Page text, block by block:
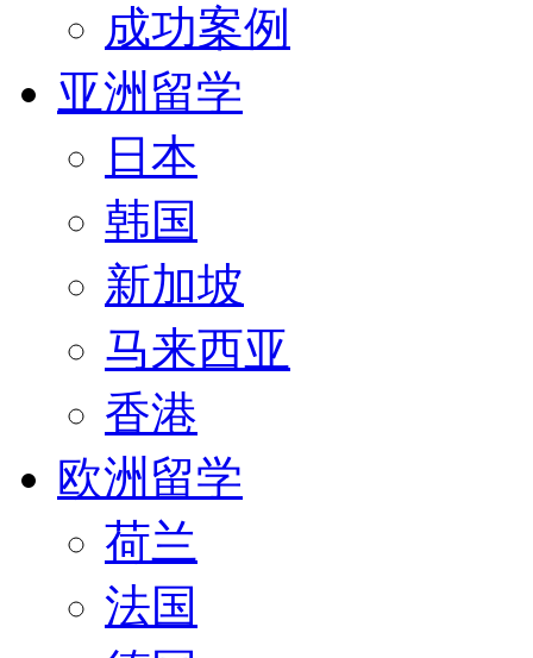
成功案例
亚洲留学
日本
韩国
新加坡
马来西亚
香港
欧洲留学
荷兰
法国